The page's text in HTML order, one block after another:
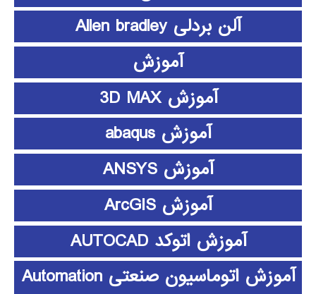
آلن بردلی Allen bradley
آموزش
آموزش 3D MAX
آموزش abaqus
آموزش ANSYS
آموزش ArcGIS
آموزش اتوکد AUTOCAD
آموزش اتوماسیون صنعتی Automation